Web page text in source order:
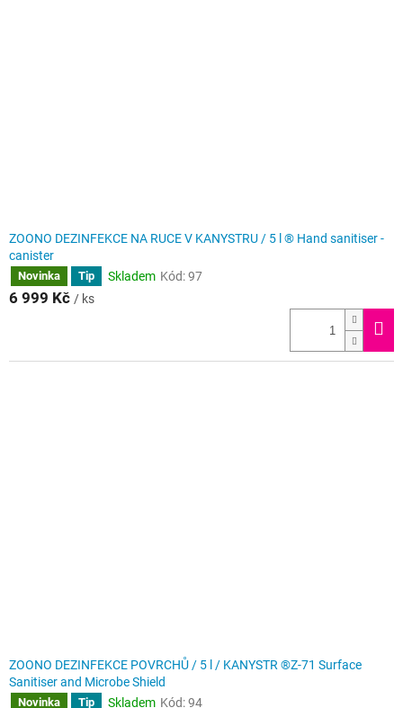
ZOONO DEZINFEKCE NA RUCE V KANYSTRU / 5 l ® Hand sanitiser -
canister
Novinka Tip Skladem Kód:97
6 999 Kč / ks
ZOONO DEZINFEKCE POVRCHŮ / 5 l / KANYSTR ®Z-71 Surface
Sanitiser and Microbe Shield
Novinka Tip Skladem Kód:94